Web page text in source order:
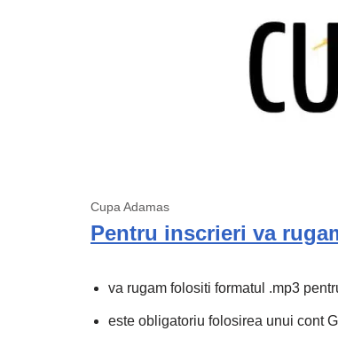
Cupa Adamas
Pentru inscrieri va
va rugam folositi formatul .mp3
este obligatoriu folosirea unui cont